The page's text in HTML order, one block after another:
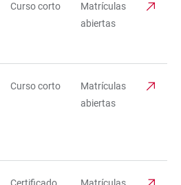
Curso corto
Matrículas
abiertas
Curso corto
Matrículas
abiertas